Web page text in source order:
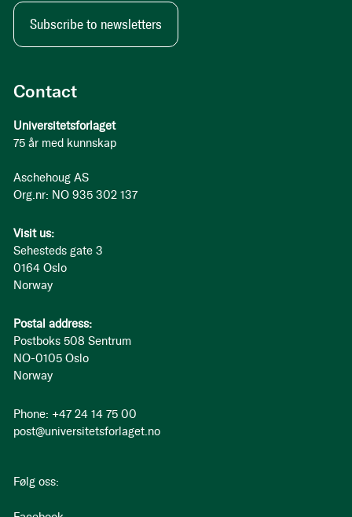
Contact
Universitetsforlaget
75 år med kunnskap
Aschehoug AS
Org.nr: NO 935 302 137
Visit us:
Sehesteds gate 3
0164 Oslo
Norway
Postal address:
Postboks 508 Sentrum
NO-0105 Oslo
Norway
Phone: +47 24 14 75 00
post@universitetsforlaget.no
Følg oss:
Subscribe to newsletters